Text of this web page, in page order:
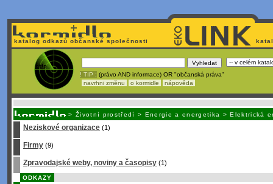
katalog odkazů občanské společnosti
! TIP : (právo AND informace) OR "občanská práva"
navrhni změnu
o kormidle nápověda
> Životní prostředí > Energie a energetika >Elektrická
Neziskové organizace (1)
Firmy (9)
Zpravodajské weby, noviny a časopisy (1)
ODKAZY